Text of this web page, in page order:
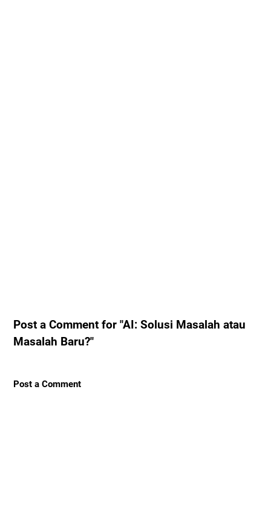
Post a Comment for "AI: Solusi Masalah atau
Masalah Baru?"
Post a Comment